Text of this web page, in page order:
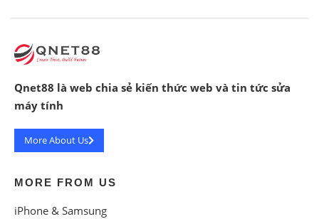
Qnet88 là web chia sẻ kiến thức web và tin tức sửa
máy tính
More About Us
MORE FROM US
iPhone & Samsung